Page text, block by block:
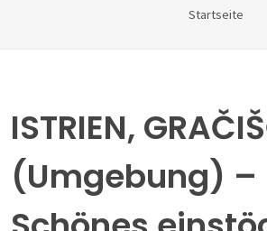
Startseite
ISTRIEN,
(Umgebung) –